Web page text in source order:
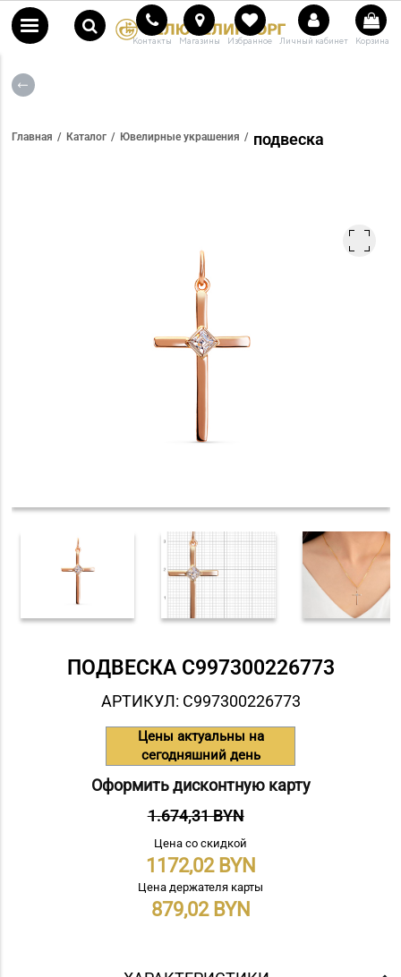
Контакты Магазины Избранное Личный кабинет Корзина
Главная Каталог Ювелирные украшения подвеска
ПОДВЕСКА С997300226773
АРТИКУЛ: С997300226773
Цены актуальны на
сегодняшний день
Оформить дисконтную карту
1.674,31 BYN
Цена со скидкой
1172,02
Цена держателя карты
879,02